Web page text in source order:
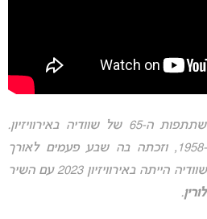
זו תהיה ההשתתפות ה-65 של שוודיה באירוויזיון.
שוודיה הצטרפה לתחרות ב-1958, וזכתה בה שבע פעמים לאורך
השנים. זכייתה האחרונה של שוודיה הייתה באירוויזיון 2023 עם השיר
לורין.